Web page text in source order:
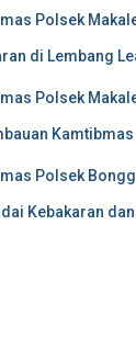
Polsek
di Lembang
Polsek
Kamtibmas
Polsek
Kebakaran